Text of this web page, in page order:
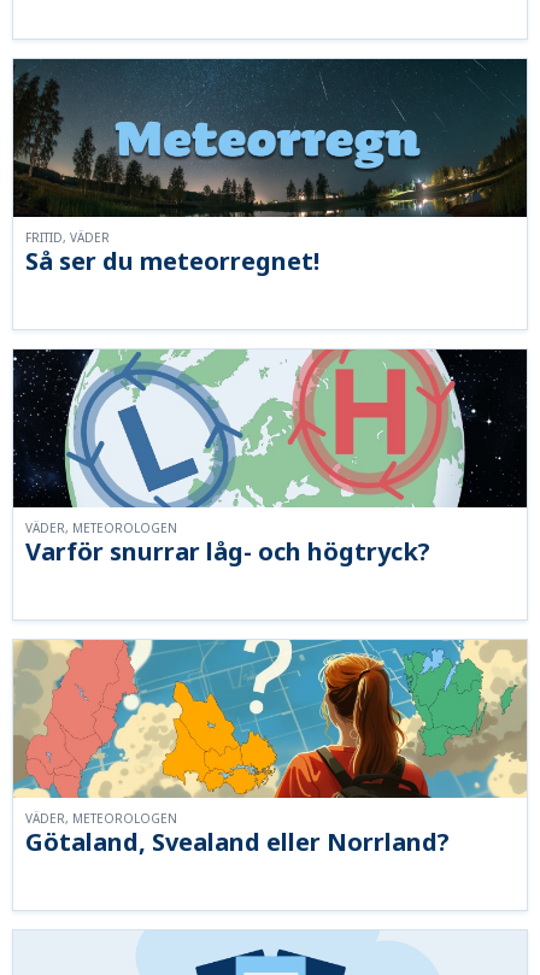
Så ser du meteorregnet!
FRITID, VÄDER
Varför snurrar låg- och högtryck?
VÄDER, METEOROLOGEN
Götaland, Svealand eller Norrland?
VÄDER, METEOROLOGEN